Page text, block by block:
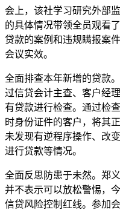
会上，该社学习研究外部
的具体情况带领全员观看
贷款的案例和违规瞒报案
会议实效。
全面排查本年新增的贷款
过信贷会计主查、客户经
有贷款进行检查。通过检
时身份证件的客户，将其
未发现有逆程序操作、改
进行贷款等情况。
全面反思防患于未然。郑
并不表示可以放松警惕，
信贷风险控制红线。参加